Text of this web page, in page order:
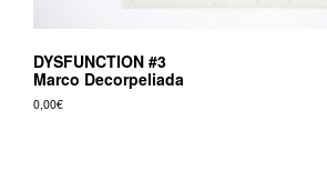
DYSFUNCTION #3
Marco Decorpeliada
0,00€